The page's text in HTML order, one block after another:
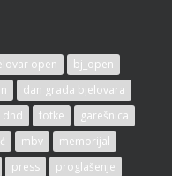
open
bj_open
dan grada bjelovara
dnd fotke
garešnica
mbv
memorijal
press proglašenje